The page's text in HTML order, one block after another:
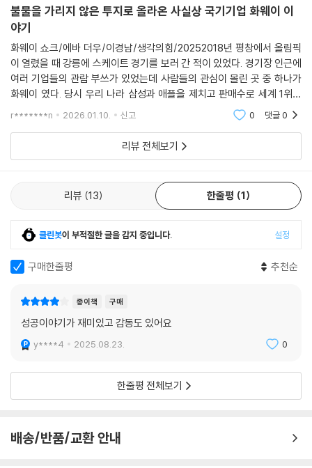
지금까지 이런 위원회의 구성과 내부 영향력의 범위에 관해 화웨이나 ZTE
로부터 어떤 세부적인 정보도 받지 못했다고 지적했다.
---「18장 청문회」중에서
2015년 시진핑 정부는 화웨이 같은 공급업체에게 수익성이 좋은 새로운
사업 기회를 마련했다. 보안 카메라 네트워크로 전국을 감시하는 ‘쉐량(雪
亮, Sharp Eyes)’이라는 프로그램이었다. 목표는 2020년까지 중국의 공
공장소를 100% 커버하는 것이었다. 시 주석의 영국 방문 출발에 맞춰 베
이징 경찰은 중국 수도에는 더는 사각지대가 없다고 발표했다. 전자 눈은
---「21장 매의 눈 ‘쉐량(雪亮, Sharp Eyes)’」중에서
왔다. 동반한 여성이 한 명 있다고 했다. FBI는 멍의 신체적 특징을 알려주
으며 흰색 티셔츠 앞면에는 글씨가 쓰여 있다고 했다.
멍의 비행은 순조로워 예정보다 12분 이른 오전 11시 18분에 밴쿠버 국제
공항(YVR) 65번 게이트에 도착했다. 일이 잘못되기 시작한 건 그녀가 공
항에 들어선 직후부터였다. 공항 보안요원 두 명이 게이트에서 승객의 여
권을 확인하고 있었다. 그들은 그녀에게 다가와 휴대폰을 요구했다.
---「24장 인질 외교」중에서
화웨이는 2023년 8월 말에 조용히 새 스마트폰을 출시했다. 화웨이는 늘
개하지 않았다. 하지만 사람들은 화웨이가 미국의 제재를 비켜 갈 방법을
관련한 흥미로운 에피소드 중 하나는 미국이 어떻게 화웨이의 백도어를 확
신했는가 하는 점이다. 바로 미국이 도청을 하고 있었기 때문이다.
기술 인재를 향한 집착
답은 결국 R&D다
화웨이는 2024년 연구개발비에 매출의 20%인 36조 원을 쏟아부었다.
순이익이 전년 대비 28%나 감소했음에도(13조 원) 연구개발비는 9.1%를
증액한 것이다. 화웨이가 얼마나 연구개발에 공을 들이는지는 책에서도 상
세히 서술된다. 창업 초기 ‘매트리스 문화’를 만들며 밤낮없이 일하다 사무
이야기, R&D 센터인 둥관 옥스혼 캠퍼스의 장대한 전경 등은 한국 하이테
크 산업이 갈 길을 안내하는 듯하다. 작은 전화교환기 회사에서 반도체 자
회사 하이실리콘을 설립해 중국의 기술 자립의 토대를 마련한 화웨이의 족
적을 허투루 보아서는 안 되는 이유다.
《화웨이 쇼크》는 화웨이의 공과도 가감 없이 담아냄으로써 한 기업을 총제
대와 개인 생활을 앗아가는 근무 환경은 중국 내 수많은 경쟁사를 도태시
켰으며 직원들의 불행과도 직결되는 부작용을 낳았다. 그러나 화웨이는 중
국의 근무시간 단축 기조와 함께 자정에 나섰으며 인재를 영입하기 위해서
는 트럼프와 대비되어 한국에게 큰 교훈을 준다.
자 등 세계 최고의 인재를 영입했다. 화웨이는 기술 플랫폼을 지향하면서
권위 있고, 오늘날 가장 중요한 지정학적 관계의 핵심을 다루는 이야기.
- 파이낸셜 타임스
중국의 경제적 부상을 한 기업을 통해 완벽하게 보여준다.
- 월스트리트 저널
불물을 가리지 않은 투지로 올라온 사실상 국기기업 화웨이 이
야기
화웨이 쇼크/에바 더우/이경남/생각의힘/20252018년 평창에서 올림픽
이 열렸을 때 강릉에 스케이트 경기를 보러 간 적이 있었다. 경기장 인근에
여러 기업들의 관람 부쓰가 있었는데 사람들의 관심이 몰린 곳 중 하나가
화웨이 였다. 당시 우리 나라 삼성과 애플을 제치고 판매수로 세계 1위를
달성한 것이 화웨이의 휴대폰이었는데, 기업 이익이야 세계 1위가 아니라
r*******n 2026.01.10. 신고 0 댓글0
리뷰 전체보기
리뷰 13 한줄평 1
클린봇이 부적절한 글을 감지 중입니다. 설정
구매한줄평 추천순
종이책 구매
성공이야기가 재미있고 감동도 있어요
y****4 2025.08.23. 0
한줄평 전체보기
배송/반품/교환 안내